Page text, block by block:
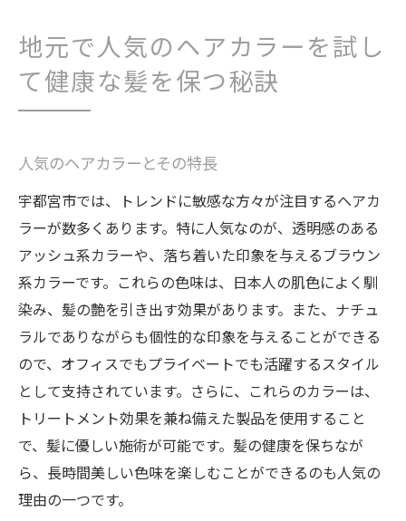
地元で人気のヘアカラーを試し
て健康な髪を保つ秘訣
人気のヘアカラーとその特長
宇都宮市では、トレンドに敏感な方々が注目するヘアカ
ラーが数多くあります。特に人気なのが、透明感のある
アッシュ系カラーや、落ち着いた印象を与えるブラウン
系カラーです。これらの色味は、日本人の肌色によく馴
染み、髪の艶を引き出す効果があります。また、ナチュ
ラルでありながらも個性的な印象を与えることができる
ので、オフィスでもプライベートでも活躍するスタイル
として支持されています。さらに、これらのカラーは、
トリートメント効果を兼ね備えた製品を使用すること
で、髪に優しい施術が可能です。髪の健康を保ちなが
ら、長時間美しい色味を楽しむことができるのも人気の
理由の一つです。